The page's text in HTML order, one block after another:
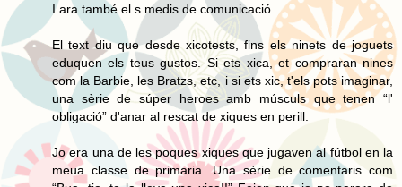
I ara també el s medis de comunicació.
El text diu que desde xicotests, fins els ninets de joguets
eduquen els teus gustos. Si ets xica, et compraran nines
com la Barbie, les Bratzs, etc, i si ets xic, t'els pots imaginar,
una sèrie de súper heroes amb músculs que tenen “l'
obligació” d'anar al rescat de xiques en perill.
Jo era una de les poques xiques que jugaven al fútbol en la
meua classe de primaria. Una sèrie de comentaris com